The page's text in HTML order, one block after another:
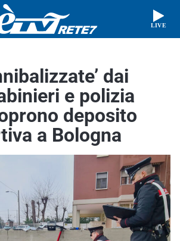
LIVE
dai
e polizia
deposito
a Bologna